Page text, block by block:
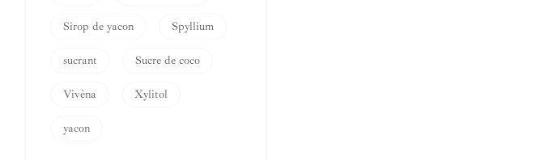
Sirop de yacon Spyllium
sucrant Sucre de coco
Vivèna Xylitol
yacon